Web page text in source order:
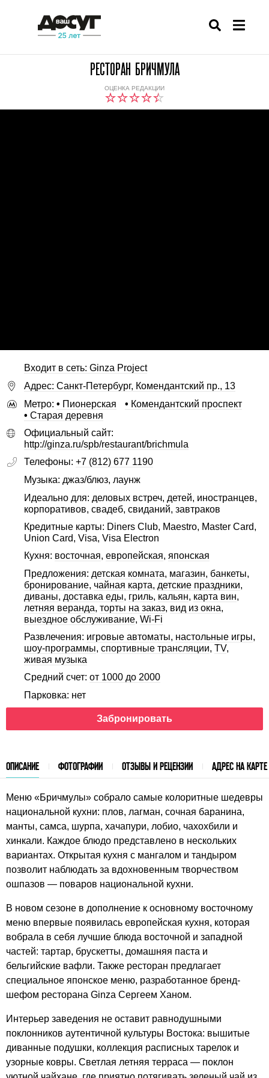
РЕСТОРАН БРИЧМУЛА
ОЦЕНКА РЕДАКЦИИ
Входит в сеть: Ginza Project
Адрес: Санкт-Петербург, Комендантский пр., 13
Метро: • Пионерская • Комендантский проспект
• Старая деревня
Официальный сайт:
http://ginza.ru/spb/restaurant/brichmula
Телефоны: +7 (812) 677 1190
Музыка: джаз/блюз, лаунж
Идеально для: деловых встреч, детей, иностранцев,
корпоративов, свадеб, свиданий, завтраков
Кредитные карты: Diners Club, Maestro, Master Card,
Union Card, Visa, Visa Electron
Кухня: восточная, европейская, японская
Предложения: детская комната, магазин, банкеты,
бронирование, чайная карта, детские праздники,
диваны, доставка еды, гриль, кальян, карта вин,
летняя веранда, торты на заказ, вид из окна,
выездное обслуживание, Wi-Fi
Развлечения: игровые автоматы, настольные игры,
шоу-программы, спортивные трансляции, TV,
живая музыка
Средний счет: от 1000 до 2000
Парковка: нет
Забронировать
ОПИСАНИЕ ФОТОГРАФИИ ОТЗЫВЫ И РЕЦЕНЗИИ АДРЕС НА КАРТЕ
Меню «Бричмулы» собрало самые колоритные шедевры
национальной кухни: плов, лагман, сочная баранина,
манты, самса, шурпа, хачапури, лобио, чахохбили и
хинкали. Каждое блюдо представлено в нескольких
вариантах. Открытая кухня с мангалом и тандыром
позволит наблюдать за вдохновенным творчеством
ошпазов — поваров национальной кухни.
В новом сезоне в дополнение к основному восточному
меню впервые появилась европейская кухня, которая
вобрала в себя лучшие блюда восточной и западной
частей: тартар, брускетты, домашняя паста и
бельгийские вафли. Также ресторан предлагает
специальное японское меню, разработанное бренд-
шефом ресторана Ginza Сергеем Ханом.
Интерьер заведения не оставит равнодушными
поклонников аутентичной культуры Востока: вышитые
диванные подушки, коллекция расписных тарелок и
узорные ковры. Светлая летняя терраса — поклон